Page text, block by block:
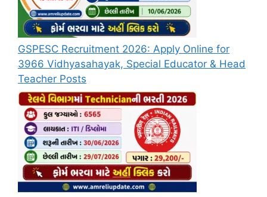
GSPESC Recruitment 2026: Apply Online for
3966 Vidhyasahayak, Special Educator & Head
Teacher Posts